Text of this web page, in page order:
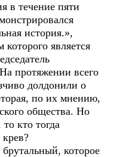
в течение пяти
история.»,
является
протяжении всего
долдонили о
по их мнению,
общества. Но
кто тогда
которое